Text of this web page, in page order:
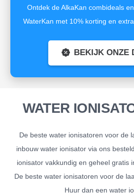
Ontdek de AlkaKan combideals
WaterKan met 10% korting en
BEKIJK ONZE
WATER
De beste water ionisatoren voor de
inbouw water ionisator via ons
ionisator vakkundig en geheel gratis
De beste water ionisatoren voor de
Huur dan een water